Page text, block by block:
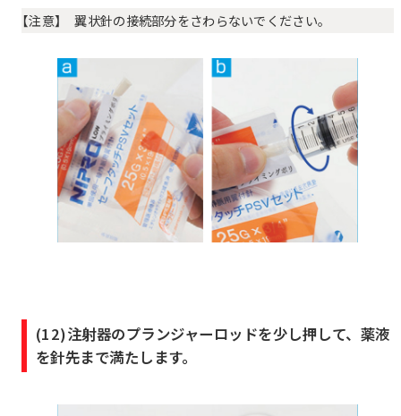
【注意】 翼状針の接続部分をさわらないでください。
(12)注射器のプランジャーロッドを少し押して、薬液
を針先まで満たします。